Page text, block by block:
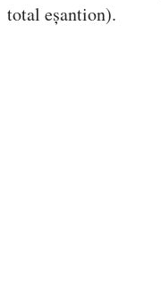
total eșantion).